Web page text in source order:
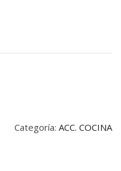
Categoría: ACC. COCINA